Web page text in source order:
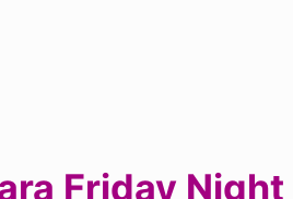
Friday Night